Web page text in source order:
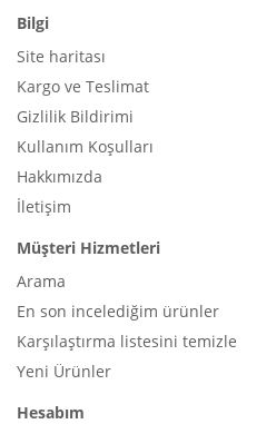
Bilgi
Site haritası
Kargo ve Teslimat
Gizlilik Bildirimi
Kullanım Koşulları
Hakkımızda
İletişim
Müşteri Hizmetleri
Arama
En son incelediğim ürünler
Karşılaştırma listesini temizle
Yeni Ürünler
Hesabım